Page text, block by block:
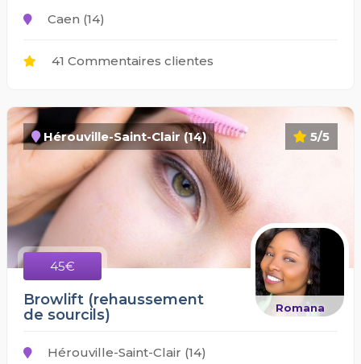
Caen (14)
41 Commentaires clientes
5/5
Hérouville-Saint-Clair (14)
45€
Romana
Browlift (rehaussement
de sourcils)
Hérouville-Saint-Clair (14)